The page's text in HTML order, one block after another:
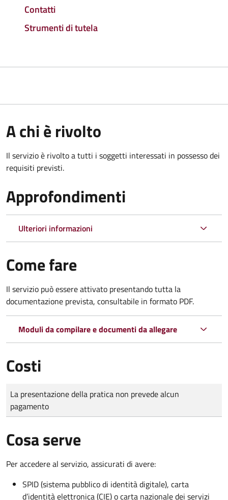
Contatti
Strumenti di tutela
A chi è rivolto
Il servizio è rivolto a tutti i soggetti interessati in possesso dei
requisiti previsti.
Approfondimenti
Ulteriori informazioni
Come fare
Il servizio può essere attivato presentando tutta la
documentazione prevista, consultabile in formato PDF.
Moduli da compilare e documenti da allegare
Costi
Tipo di pagamento
Importo
La presentazione della pratica non prevede alcun
pagamento
Cosa serve
Per accedere al servizio, assicurati di avere:
SPID (sistema pubblico di identità digitale), carta
d’identità elettronica (CIE) o carta nazionale dei servizi